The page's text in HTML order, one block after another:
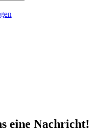
eine Nachricht!